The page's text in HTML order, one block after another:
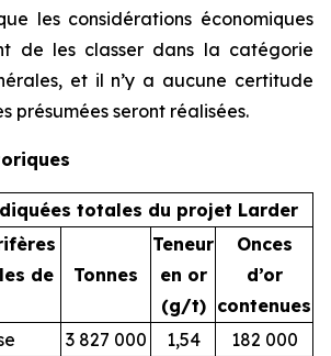
les considérations économiques
de les classer dans la catégorie
et il n’y a aucune certitude
présumées seront réalisées.
totales du projet Larder
de
Tonnes
Teneur
en or
(g/t)
Onces
d’or
contenues
3 827 000 1,54
182 000